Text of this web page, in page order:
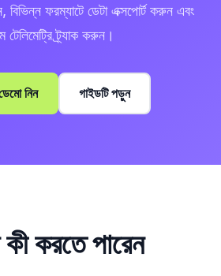
বিভিন্ন ফরম্যাটে ডেটা এক্সপোর্ট করুন এবং
টেলিমেট্রি ট্র্যাক করুন।
নিন গাইডটি পড়ুন
করতে পারেন